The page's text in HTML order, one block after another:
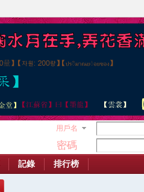
用戶名
密碼
記錄 排行榜